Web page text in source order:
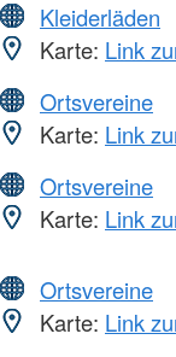
Kleiderläden
Karte: Link
Ortsvereine
Karte: Link
Ortsvereine
Karte: Link
Ortsvereine
Karte: Link